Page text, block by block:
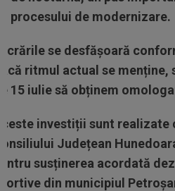
procesului de modernizare.
se desfășoară
ritmul actual se menține,
15 iulie să obținem
investiții sunt realizate
Județean
susținerea acordată
din municipiul